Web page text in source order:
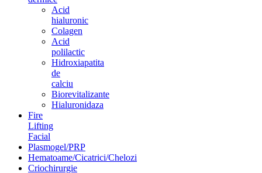
Acid
hialuronic
Colagen
Acid
polilactic
Hidroxiapatita
de
calciu
Biorevitalizante
Hialuronidaza
Fire
Lifting
Facial
Plasmogel/PRP
Hematoame/Cicatrici/Chelozi
Criochirurgie